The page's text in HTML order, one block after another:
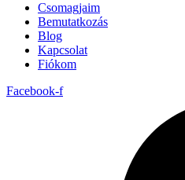
Csomagjaim
Bemutatkozás
Blog
Kapcsolat
Fiókom
Facebook-f